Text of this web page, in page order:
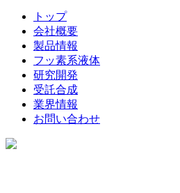
トップ
会社概要
製品情報
フッ素系液体
研究開発
受託合成
業界情報
お問い合わせ